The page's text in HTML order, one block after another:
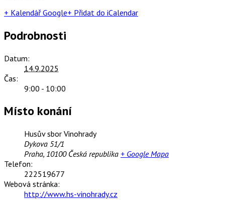
+ Kalendář Google+ Přidat do iCalendar
Podrobnosti
Datum:
14.9.2025
Čas:
9:00 - 10:00
Místo konání
Husův sbor Vinohrady
Dykova 51/1
Praha, 10100 Česká republika + Google Mapa
Telefon:
222519677
Webová stránka:
http://www.hs-vinohrady.cz